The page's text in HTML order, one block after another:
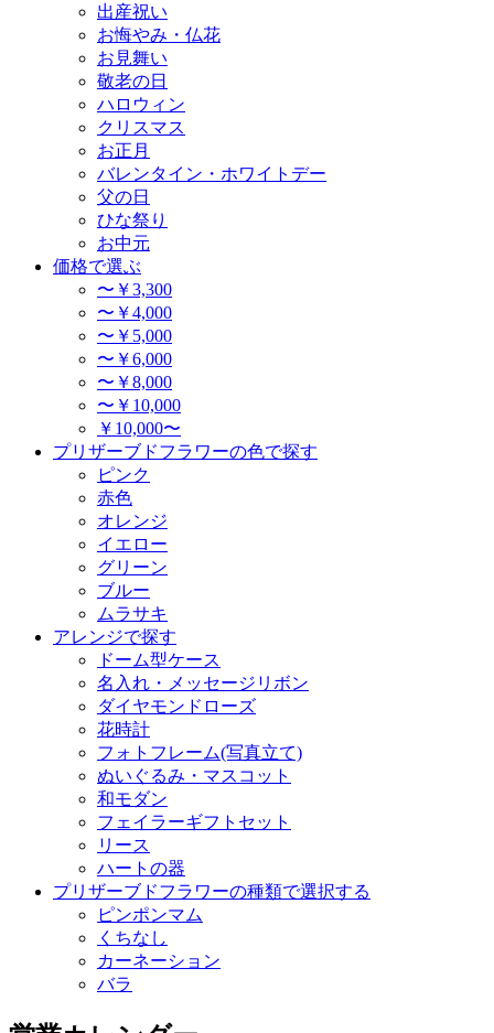
出産祝い
お悔やみ・仏花
お見舞い
敬老の日
ハロウィン
クリスマス
お正月
バレンタイン・ホワイトデー
父の日
ひな祭り
お中元
価格で選ぶ
〜￥3,300
〜￥4,000
〜￥5,000
〜￥6,000
〜￥8,000
〜￥10,000
￥10,000〜
プリザーブドフラワーの色で探す
ピンク
赤色
オレンジ
イエロー
グリーン
ブルー
ムラサキ
アレンジで探す
ドーム型ケース
名入れ・メッセージリボン
ダイヤモンドローズ
花時計
フォトフレーム(写真立て)
ぬいぐるみ・マスコット
和モダン
フェイラーギフトセット
リース
ハートの器
プリザーブドフラワーの種類で選択する
ピンポンマム
くちなし
カーネーション
バラ